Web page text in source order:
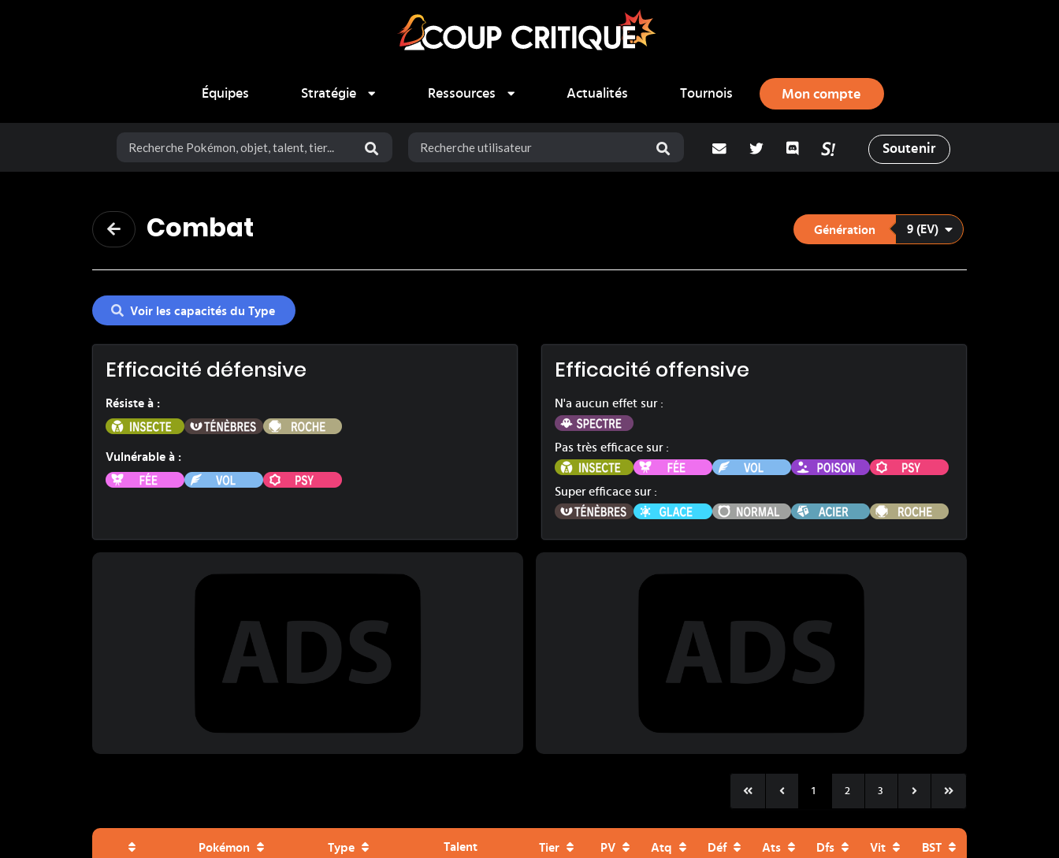
Équipes
Stratégie Ressources Actualités Tournois Mon compte
adresse email
Twitter DiscordLa Salty Room sur Pokémon
Soutenir
Combat Génération 9 (EV)
Voir les capacités du Type
Efficacité défensive
Résiste à :
Insecte
Ténèbres Roche
Vulnérable à :
Fée
Vol Psy
Efficacité offensive
N'a aucun effet sur :
Spectre
Pas très efficace sur :
Insecte
Fée Vol Poison Psy
Super efficace sur :
Ténèbres
Glace Normal Acier Roche
1 2 3
Pokémon Type Talent Tier PV Atq Déf Ats Dfs Vit BST